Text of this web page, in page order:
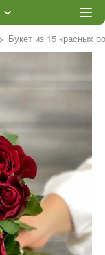
Букет из 15 красных